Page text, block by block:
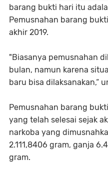
barang bukti hari itu
Pemusnahan barang
akhir 2019.
"Biasanya pemusnahan
bulan, namun karena
baru bisa dilaksanakan,“
Pemusnahan barang
yang telah selesai sejak
narkoba yang
2.111,8406 gram, ganja
gram.